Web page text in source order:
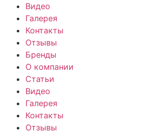
Видео
Галерея
Контакты
Отзывы
Бренды
О компании
Статьи
Видео
Галерея
Контакты
Отзывы